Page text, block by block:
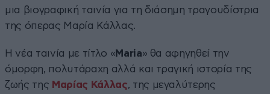
μια βιογραφική ταινία για τη διάσημη τραγουδίστρια
της όπερας Μαρία Κάλλας.
Η νέα ταινία με τίτλο «Maria» θα αφηγηθεί την
όμορφη, πολυτάραχη αλλά και τραγική ιστορία της
ζωής της Μαρίας Κάλλας, της μεγαλύτερης